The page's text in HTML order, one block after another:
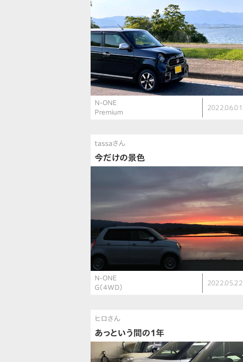
N-ONE
Premium
2022.06.01
tassaさん
今だけの景色
N-ONE
G（4WD）
2022.05.22
ヒロさん
あっという間の1年